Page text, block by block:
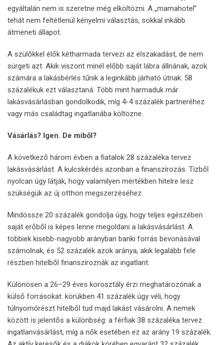
egyáltalán nem is szeretne még elköltözni. A „mamahotel”
tehát nem feltétlenül kényelmi választás, sokkal inkább
átmeneti állapot.
A szülőkkel élők kétharmada tervezi az elszakadást, de nem
sürgeti azt. Akik viszont minél előbb saját lábra állnának, azok
számára a lakásbérlés tűnik a leginkább járható útnak: 58
százalékuk ezt választaná. Több mint harmaduk már
lakásvásárlásban gondolkodik, míg 4-4 százalék partneréhez
vagy más családtag ingatlanába költözne.
Vásárlás? Igen. De miből?
A következő három évben a fiatalok 28 százaléka tervez
lakásvásárlást. A kulcskérdés azonban a finanszírozás. Tízből
nyolcan úgy látják, hogy valamilyen mértékben hitelre lesz
szükségük az új otthon megszerzéséhez.
Mindössze 20 százalék gondolja úgy, hogy teljes egészében
saját erőből is képes lenne megoldani a lakásvásárlást. A
többiek kisebb-nagyobb arányban banki forrás bevonásával
számolnak, és 52 százalék azok aránya, akik legalább fele
részben hitelből finanszíroznák az ingatlant.
Különösen a 26–29 éves korosztály érzi meghatározónak a
külső forrásokat: körükben 41 százalék úgy véli, hogy
túlnyomórészt hitelből tud majd lakást vásárolni. A nemek
között is jelentős a különbség: a férfiak 38 százaléka tervez
ingatlanvásárlást, míg a nők esetében ez az arány 19 százalék.